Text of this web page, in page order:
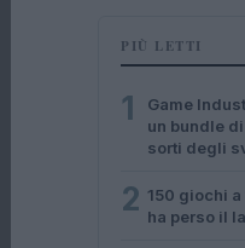
PIÙ LETTI
1
Game
un bundle
sorti degli
2 150 giochi
ha perso il